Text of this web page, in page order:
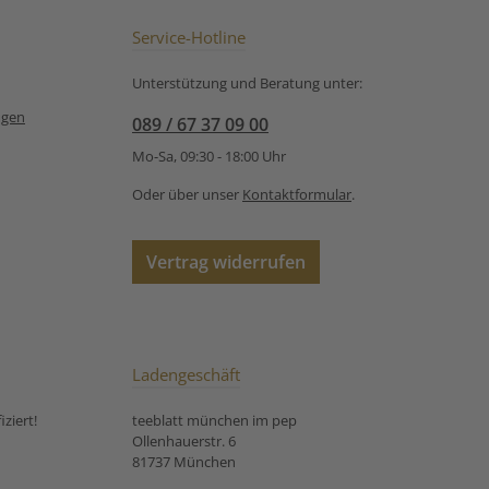
Johannisbeeren, Vitamin C,
Schlehdornblüten 🍑
Fruchtig-sanft | 🍃 Klar &
inspirierend Unsere
Zubereitungsempfehlung
Schwarzteemischung
Wasser übergießen und 2-3
Minuten ziehen lassen.
Service-Hotline
Unterstützung und Beratung unter:
089 / 67 37 09 00
Mo-Sa, 09:30 - 18:00 Uhr
Oder über unser Kontaktformular.
Vertrag widerrufen
Ladengeschäft
teeblatt münchen im pep
Ollenhauerstr. 6
81737 München